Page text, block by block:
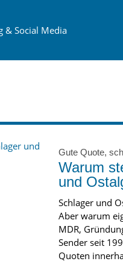
& Social Media
Gute Quote,
Warum
und
Schlager und
Aber warum
MDR,
Sender seit
Quoten